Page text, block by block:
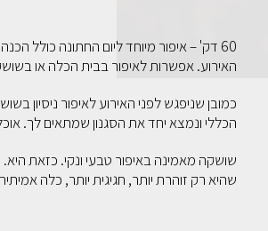
60 דק' – איפור מיוחד ליום החתונה כולל
האירוע. אפשרות לאיפור בבית הכלה או
כמובן שניפגש לפני האירוע לאיפור ניסיון
הכללי ונמצא יחד את הסגנון שמתאים לך.
שושקה מאמינה באיפור טבעי ונקי. כזאת
שהיא רק זוהרת יותר, חגיגית יותר, כלה